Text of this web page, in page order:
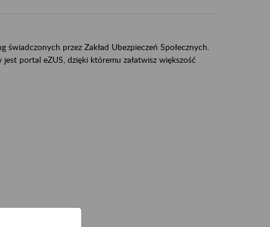
przez Zakład Ubezpieczeń Społecznych.
portal eZUS, dzięki któremu załatwisz większość